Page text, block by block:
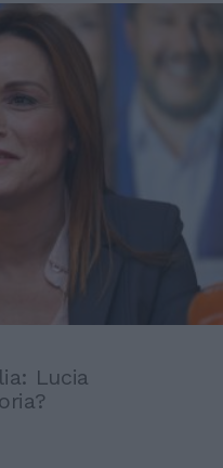
Lucia